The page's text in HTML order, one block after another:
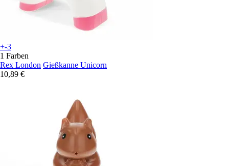
+-3
1 Farben
Rex London Gießkanne Unicorn
10,89 €